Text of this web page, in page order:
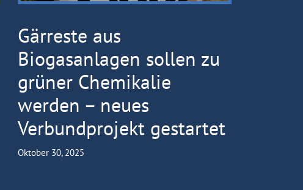
Gärreste aus
Biogasanlagen sollen zu
grüner Chemikalie
werden – neues
Verbundprojekt gestartet
Oktober 30, 2025